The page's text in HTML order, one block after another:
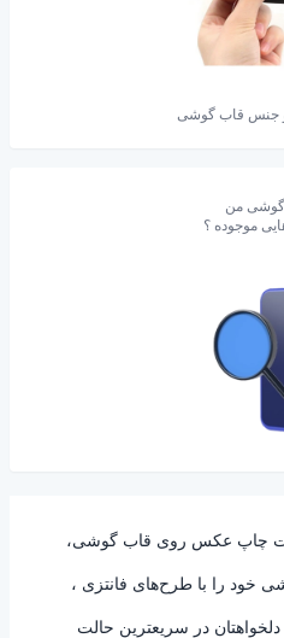
و جنس قاب گوشی
گوشی من
موجوده ؟
چاپ عکس روی قاب گوشی،
خود را با طرح‌های فانتزی ،
در سریعترین حالت